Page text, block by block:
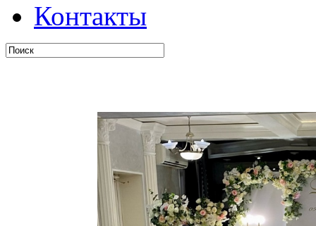
Контакты